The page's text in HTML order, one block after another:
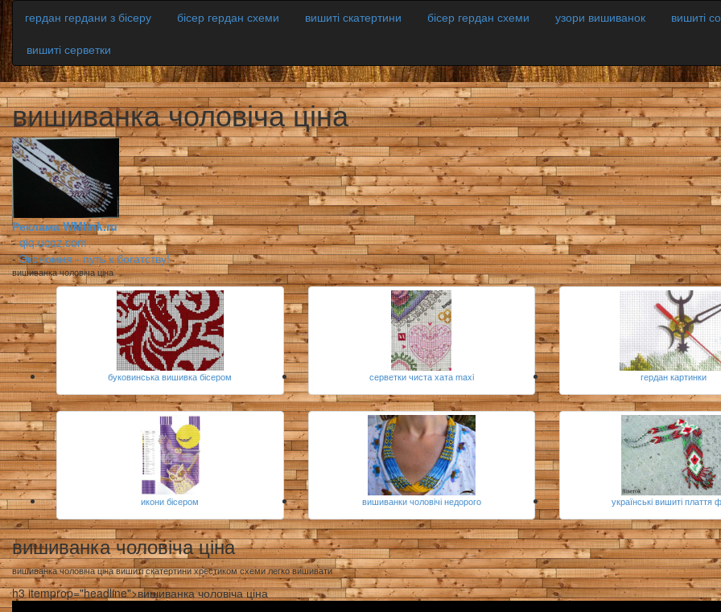
гердан гердани з бісеру бісер гердан схеми вишиті скатертини бісер гердан схеми узори вишиванок
вишиті
вишиті серветки
вишиванка чоловіча ціна
Реклама WMlink.ru
-qiq.ucoz.com
-Экономия - путь к богатству!
вишиванка чоловіча ціна
буковинська вишивка бісером серветки чиста хата maxi гердан картинки
икони бісером вишиванки чоловічі недорого українські вишиті плаття
вишиванка чоловіча ціна
вишиванка чоловіча ціна вишиті скатертини хрестиком схеми легко вишивати
h3 itemprop="headline">вишиванка чоловіча ціна